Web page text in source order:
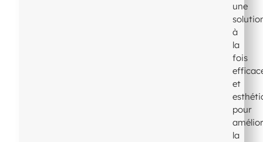
une
à
la
fois
et
pour
la